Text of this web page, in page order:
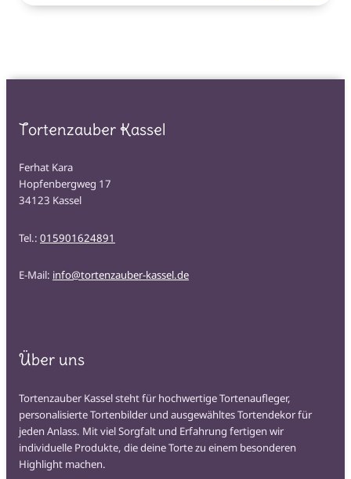
Tortenzauber Kassel
Ferhat Kara
Hopfenbergweg 17
34123 Kassel
Tel.: 015901624891
E-Mail: info@tortenzauber-kassel.de
Über uns
Tortenzauber Kassel steht für hochwertige Tortenaufleger,
personalisierte Tortenbilder und ausgewähltes Tortendekor für
jeden Anlass. Mit viel Sorgfalt und Erfahrung fertigen wir
individuelle Produkte, die deine Torte zu einem besonderen
Highlight machen.